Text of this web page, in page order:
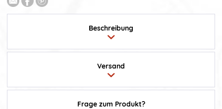
Beschreibung
Frage zum Produkt?
Versand